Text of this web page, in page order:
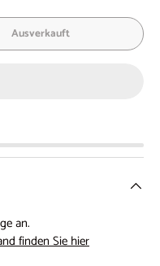
Ausverkauft
an.
finden Sie hier